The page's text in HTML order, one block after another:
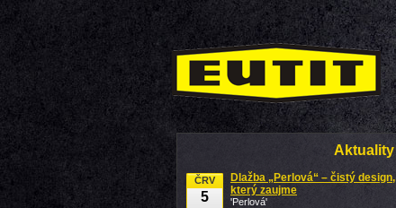
Aktuality
ČRV
5
Dlažba „Perlová“ – čistý design,
který zaujme
'Perlová'